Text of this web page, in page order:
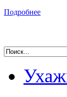
Подробнее